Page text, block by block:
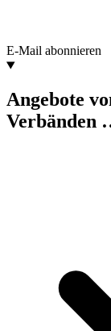
E-Mail abonnieren
Angebote
Verbänden